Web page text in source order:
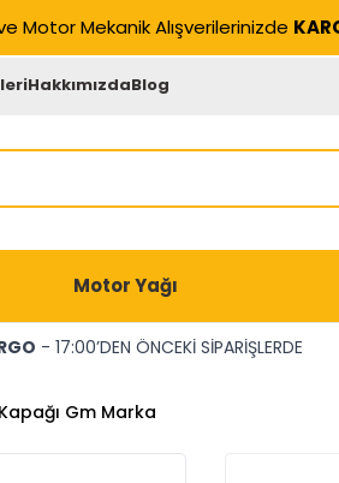
Motor Mekanik Alışverilerinizde
HakkımızdaBlog
Motor Yağı
- 17:00’DEN ÖNCEKİ SİPARİŞLERDE
Gm Marka